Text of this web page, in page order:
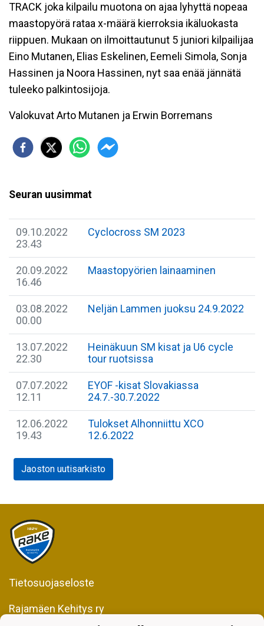
TRACK joka kilpailu muotona on ajaa lyhyttä nopeaa
maastopyörä rataa x-määrä kierroksia ikäluokasta
riippuen. Mukaan on ilmoittautunut 5 juniori kilpailijaa
Eino Mutanen, Elias Eskelinen, Eemeli Simola, Sonja
Hassinen ja Noora Hassinen, nyt saa enää jännätä
tuleeko palkintosijoja.
Valokuvat Arto Mutanen ja Erwin Borremans
Seuran uusimmat
09.10.2022
23.43
Cyclocross SM 2023
20.09.2022
16.46
Maastopyörien lainaaminen
03.08.2022
00.00
Neljän Lammen juoksu 24.9.2022
13.07.2022
22.30
Heinäkuun SM kisat ja U6 cycle
tour ruotsissa
07.07.2022
12.11
EYOF -kisat Slovakiassa
24.7.-30.7.2022
12.06.2022
19.43
Tulokset Alhonniittu XCO
12.6.2022
Jaoston uutisarkisto
Tietosuojaseloste
Rajamäen Kehitys ry